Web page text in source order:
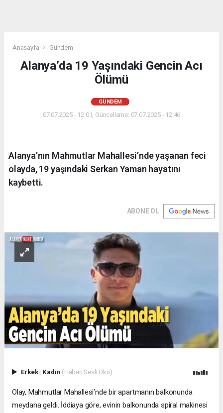
Anasayfa Gündem
Alanya’da 19 Yaşındaki Gencin Acı
Ölümü
GÜNDEM
07.07.2025 - 12:01, Güncelleme: 07.07.2025 - 12:46
Alanya’nın Mahmutlar Mahallesi’nde yaşanan feci
olayda, 19 yaşındaki Serkan Yaman hayatını
kaybetti.
ABONE OL
Erkek| Kadın (Haberi Sesli Oku)
Olay, Mahmutlar Mahallesi’nde bir apartmanın balkonunda
meydana geldi. İddiaya göre, evinin balkonunda spiral makinesi